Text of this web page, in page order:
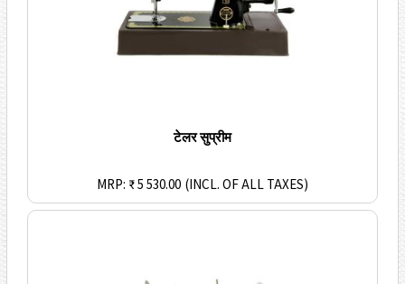
टेलर सुप्रीम
MRP: ₹ 5 530.00 (INCL. OF ALL TAXES)